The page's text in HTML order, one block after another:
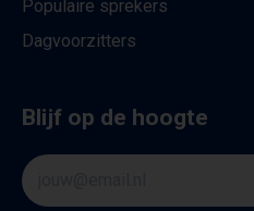
Populaire sprekers
Dagvoorzitters
Blijf op de hoogte